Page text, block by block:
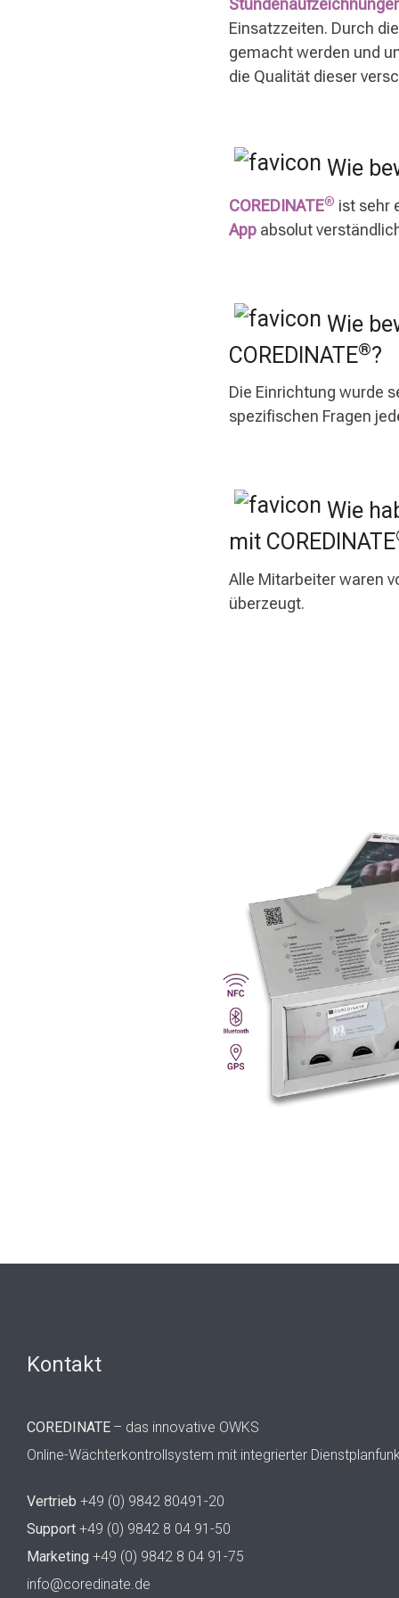
Einsatzzeiten. Durch
gemacht werden und
die Qualität dieser
Wie
COREDINATE® ist sehr
App absolut
Wie
COREDINATE®?
Die Einrichtung wurde
spezifischen Fragen
Wie
mit COREDINATE
Alle Mitarbeiter waren
überzeugt.
Kontakt
COREDINATE – das innovative OWKS
Online-Wächterkontrollsystem mit integrierter
Vertrieb +49 (0) 9842 80491-20
Support +49 (0) 9842 8 04 91-50
Marketing +49 (0) 9842 8 04 91-75
info@coredinate.de